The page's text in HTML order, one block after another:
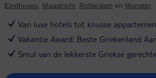
Eindhoven
Maastricht, Rotterdam en Munster.
Van luxe hotels tot knusse
Vakantie Award: Beste Griekenland
Smul van de lekkerste Griekse